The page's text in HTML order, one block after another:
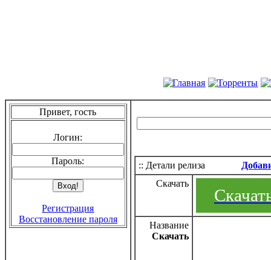
Привет, гость
Логин:
Пароль:
Регистрация
Восстановление пароля
:: Детали релиза
Скачать
Название
Скачать